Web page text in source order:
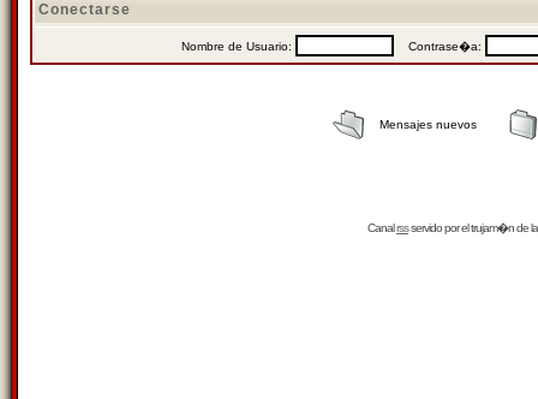
Conectarse
Nombre de Usuario: Contrase�a:
Mensajes nuevos
Canalrssservido por eltrujam�nde